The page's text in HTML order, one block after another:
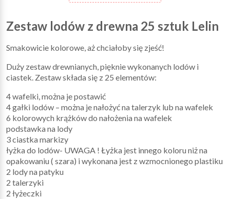
Zestaw lodów z drewna 25 sztuk Lelin
Smakowicie kolorowe, aż chciałoby się zjeść!
Duży zestaw drewnianych, pięknie wykonanych lodów i
ciastek. Zestaw składa się z 25 elementów:
4 wafelki, można je postawić
4 gałki lodów – można je nałożyć na talerzyk lub na wafelek
6 kolorowych krążków do nałożenia na wafelek
podstawka na lody
3 ciastka markizy
łyżka do lodów- UWAGA ! Łyżka jest innego koloru niż na
opakowaniu ( szara) i wykonana jest z wzmocnionego plastiku
2 lody na patyku
2 talerzyki
2 łyżeczki